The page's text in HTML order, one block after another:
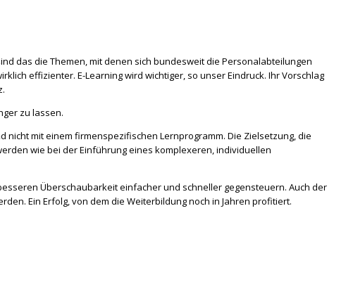
das die Themen, mit denen sich bundesweit die Personalabteilungen
effizienter. E-Learning wird wichtiger, so unser Eindruck. Ihr Vorschlag
zu lassen.
mit einem firmenspezifischen Lernprogramm. Die Zielsetzung, die
wie bei der Einführung eines komplexeren, individuellen
Überschaubarkeit einfacher und schneller gegensteuern. Auch der
Ein Erfolg, von dem die Weiterbildung noch in Jahren profitiert.